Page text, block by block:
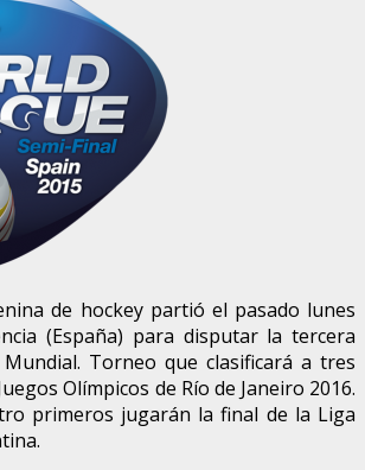
de hockey partió el pasado lunes
(España) para disputar la tercera
Torneo que clasificará a tres
Olímpicos de Río de Janeiro 2016.
primeros jugarán la final de la Liga